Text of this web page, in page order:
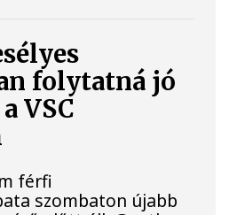
folytatná jó
VSC
férfi
szombaton újabb